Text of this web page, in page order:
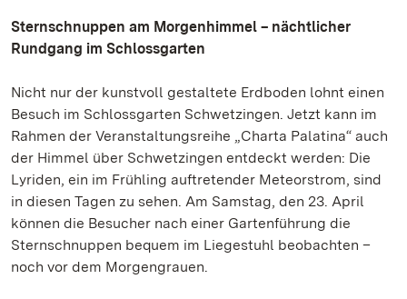
Sternschnuppen am Morgenhimmel – nächtlicher
Rundgang im Schlossgarten
Nicht nur der kunstvoll gestaltete Erdboden lohnt einen
Besuch im Schlossgarten Schwetzingen. Jetzt kann im
Rahmen der Veranstaltungsreihe „Charta Palatina“ auch
der Himmel über Schwetzingen entdeckt werden: Die
Lyriden, ein im Frühling auftretender Meteorstrom, sind
in diesen Tagen zu sehen. Am Samstag, den 23. April
können die Besucher nach einer Gartenführung die
Sternschnuppen bequem im Liegestuhl beobachten –
noch vor dem Morgengrauen.